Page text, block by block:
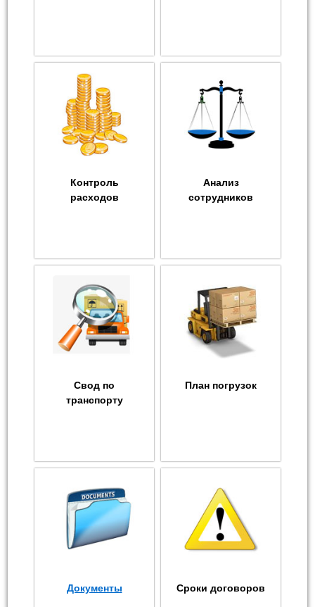
Контроль
расходов
Анализ
сотрудников
Свод по
транспорту
План погрузок
Документы Сроки договоров